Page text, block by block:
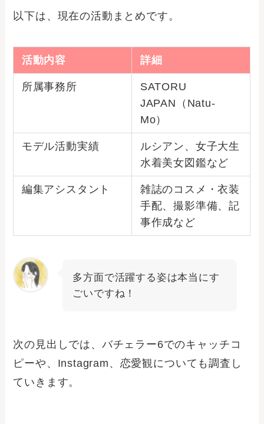
以下は、現在の活動まとめです。
活動内容 詳細
所属事務所
SATORU
JAPAN（Natu-
Mo）
モデル活動実績
ルシアン、女子大生
水着美女図鑑など
編集アシスタント
雑誌のコスメ・衣装
手配、撮影準備、記
事作成など
多方面で活躍する姿は本当にす
ごいですね！
次の見出しでは、バチェラー6でのキャッチコ
ピーや、Instagram、恋愛観についても調査し
ていきます。